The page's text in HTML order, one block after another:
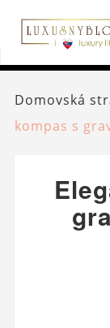
Domovská
kompas s